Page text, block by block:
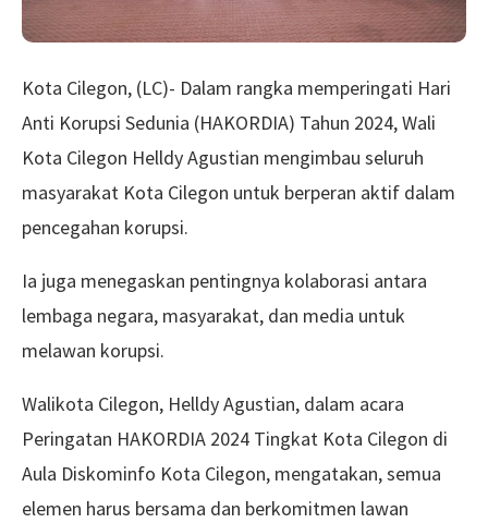
Kota Cilegon, (LC)- Dalam rangka memperingati Hari
Anti Korupsi Sedunia (HAKORDIA) Tahun 2024, Wali
Kota Cilegon Helldy Agustian mengimbau seluruh
masyarakat Kota Cilegon untuk berperan aktif dalam
pencegahan korupsi.
Ia juga menegaskan pentingnya kolaborasi antara
lembaga negara, masyarakat, dan media untuk
melawan korupsi.
Walikota Cilegon, Helldy Agustian, dalam acara
Peringatan HAKORDIA 2024 Tingkat Kota Cilegon di
Aula Diskominfo Kota Cilegon, mengatakan, semua
elemen harus bersama dan berkomitmen lawan